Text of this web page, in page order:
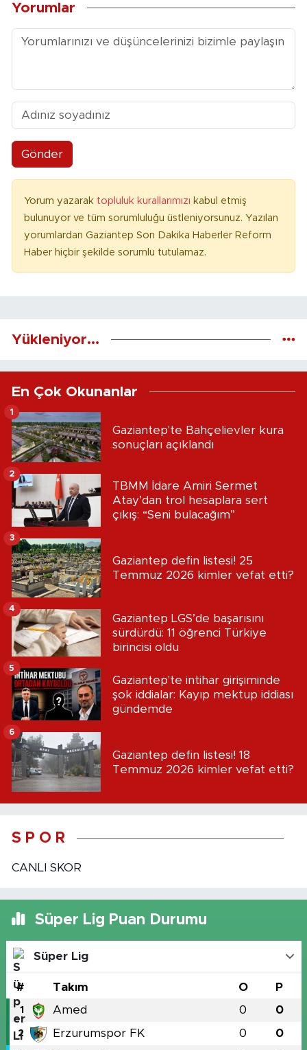
Yorumlar
Gönder
Yorum yazarak topluluk kurallarımızı kabul etmiş
bulunuyor ve tüm sorumluluğu üstleniyorsunuz. Yazılan
yorumlardan Gaziantep Son Dakika Haberler Reform
Haber hiçbir şekilde sorumlu tutulamaz.
Yükleniyor...
En Çok Okunanlar
Gaziantep'te Bahçelievler kura
sonuçları açıklandı
1
TBMM İdare Amiri Sermet
Atay’dan trol hesaplara sert
çıkış: “Seni bulacağım”
2
Gaziantep defin listesi! 25
Temmuz 2026 kimler vefat etti?
3
Gaziantep LGS’de başarısını
sürdürdü: 11 öğrenci Türkiye
birincisi oldu
4
Gaziantep'te intihar girişiminde
şok iddialar: Kayıp mektup iddiası
gündemde
5
Gaziantep defin listesi! 18
Temmuz 2026 kimler vefat etti?
6
S P O R
CANLI SKOR
Süper Lig Puan Durumu
Süper Lig
# Takım O P
1 Amed 0 0
2 Erzurumspor FK 0 0